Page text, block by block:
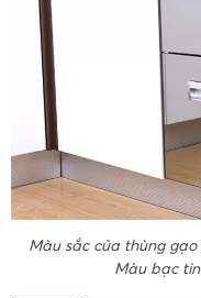
Màu sắc của thùng
Màu bạc